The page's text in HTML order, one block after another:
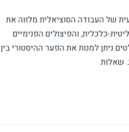
של העבודה הסוציאלית מלווה את
כלכלית, והפיצולים הפנימיים
ניתן למנות את הפער ההיסטורי בין
שאלות